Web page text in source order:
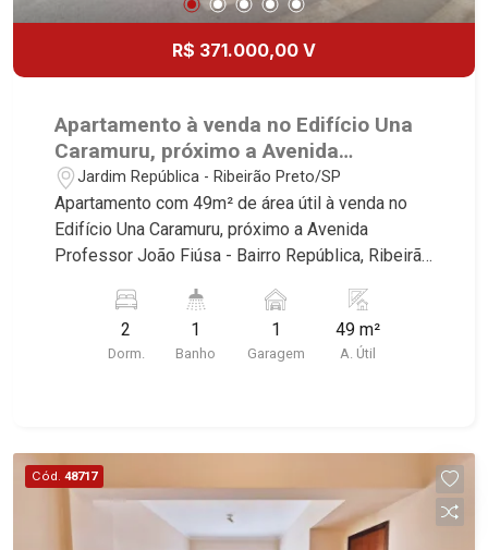
R$ 371.000,00 V
Apartamento à venda no Edifício Una
Caramuru, próximo a Avenida
Professor João Fiúsa - Ribeirão
Preto/SP.
Jardim República - Ribeirão Preto/SP
Apartamento com 49m² de área útil à venda no
Edifício Una Caramuru, próximo a Avenida
Professor João Fiúsa - Bairro República, Ribeirão
imóvel que a Martinelli Imobiliária selecionou
para você: - 49m² de área útil - 2 dormitórios com
armários e ar-condicionado - Banheiro social -
desde 2000. Especialistas em Venda, Locação e
Lançamentos! Avenida João Fiúsa, 1051 - Alto da
Boa Vista | Ribeirão Preto.
2
Dorm.
1
Banho
1
Garagem
49 m²
A. Útil
Cód. 48717